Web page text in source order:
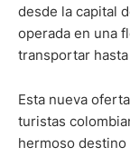
desde la capital
operada en una
transportar
Esta nueva
turistas
hermoso